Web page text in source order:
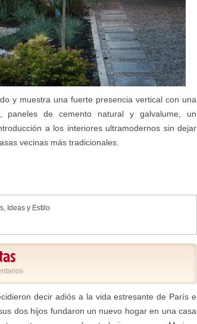
y muestra una fuerte presencia vertical con una
de cemento natural y galvalume, un
a los interiores ultramodernos sin dejar
vecinas más tradicionales.
, Ideas y Estilo
decir adiós a la vida estresante de París e
dos hijos fundaron un nuevo hogar en una casa